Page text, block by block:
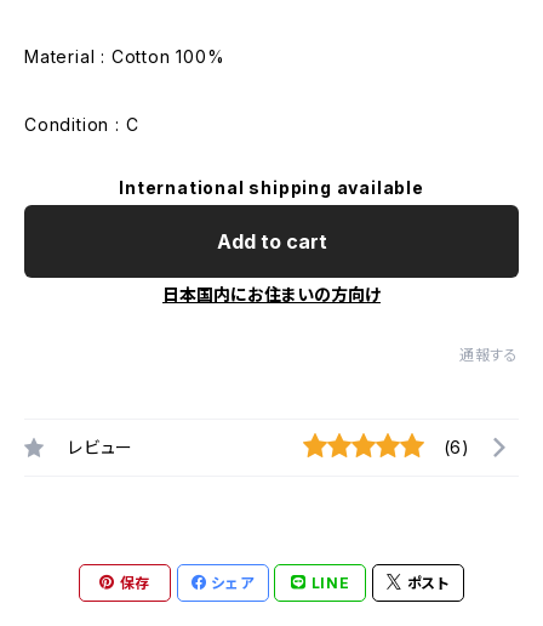
Material : Cotton 100%
Condition : C
International shipping available
Add to cart
日本国内にお住まいの方向け
通報する
レビュー (6)
保存 シェア LINE ポスト